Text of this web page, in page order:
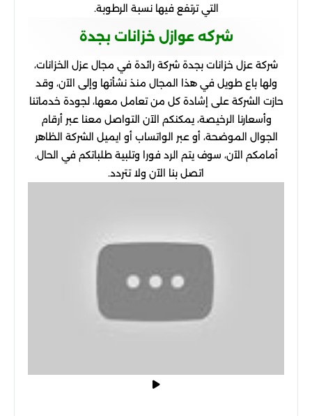
التي ترتفع فيها نسبة الرطوبة.
شركه عوازل خزانات بجدة
شركة عزل خزانات بجدة شركة رائدة في مجال عزل الخزانات،
ولها باع طويل في هذا المجال منذ نشأتها وإلى الآن، وقد
حازت الشركة على إشادة كل من تعامل معها، لجودة خدماتنا
وأسعارنا الرخيصة، يمكنكم الآن التواصل معنا عبر أرقام
الجوال الموضحة، أو عبر الواتساب أو ايميل الشركة الظاهر
أمامكم الآن، سوف يتم الرد فورا وتلبية طلباتكم في الحال.
اتصل بنا الآن ولا تتردد.